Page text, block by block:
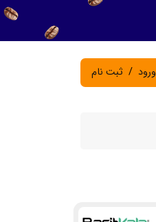
ثبت نام / ورود